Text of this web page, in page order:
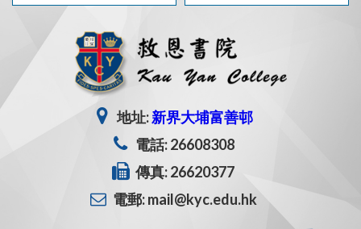
地址:新界大埔富善邨
電話: 26608308
傳真: 26620377
電郵: mail@kyc.edu.hk